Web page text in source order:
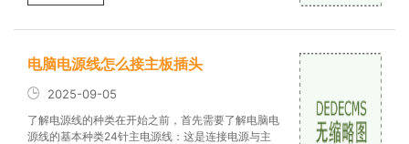
电脑电源线怎么接主板插头
2025-09-05
了解电源线的种类在开始之前，首先需要了解电脑电
源线的基本种类24针主电源线：这是连接电源与主